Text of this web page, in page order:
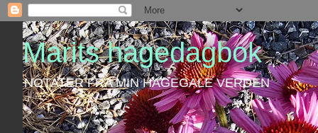
Marits hagedagbok
NOTATER FRA MIN HAGEGALE VERDEN